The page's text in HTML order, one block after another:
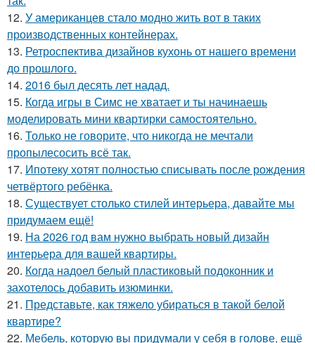
12. У американцев стало модно жить вот в таких
производственных контейнерах.
13. Ретроспектива дизайнов кухонь от нашего времени
до прошлого.
14. 2016 был десять лет надад.
15. Когда игры в Симс не хватает и ты начинаешь
моделировать мини квартирки самостоятельно.
16. Только не говорите, что никогда не мечтали
пропылесосить всё так.
17. Ипотеку хотят полностью списывать после рождения
четвёртого ребёнка.
18. Существует столько стилей интерьера, давайте мы
придумаем ещё!
19. На 2026 год вам нужно выбрать новый дизайн
интерьера для вашей квартиры.
20. Когда надоел белый пластиковый подоконник и
захотелось добавить изюминки.
21. Представьте, как тяжело убираться в такой белой
квартире?
22. Мебель, которую вы придумали у себя в голове, ещё